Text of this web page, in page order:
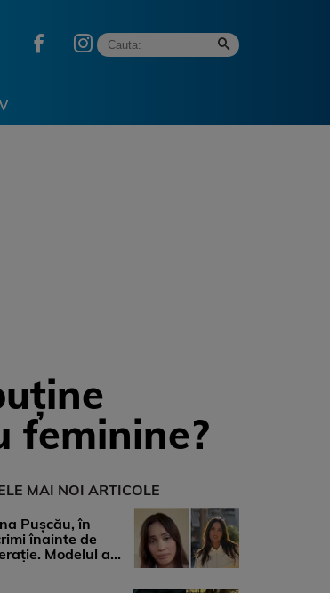
feminine?
MAI NOI ARTICOLE
Pușcău, în
înainte de
Modelul a